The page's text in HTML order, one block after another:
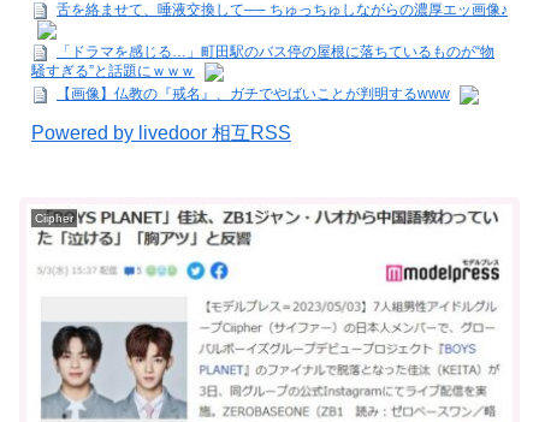
舌を絡ませて、唾液交換して── ちゅっちゅしながらの濃厚エッ画像♪
「ドラマを感じる…」町田駅のバス停の屋根に落ちているものが“物
騒すぎる”と話題にｗｗｗ
【画像】仏教の『戒名』、ガチでやばいことが判明するwww
Powered by livedoor 相互RSS
Ciipher